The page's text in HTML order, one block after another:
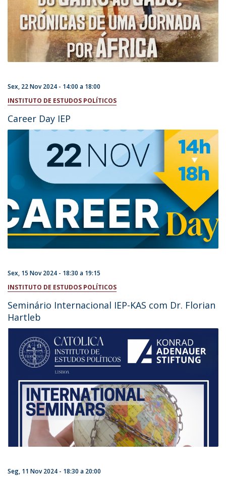
Sex, 22 Nov 2024 - 14:00 a 18:00
INSTITUTO DE ESTUDOS POLÍTICOS
Career Day IEP
Sex, 15 Nov 2024 - 18:30 a 19:15
INSTITUTO DE ESTUDOS POLÍTICOS
Seminário Internacional IEP-KAS com Dr. Florian
Hartleb
Seg, 11 Nov 2024 - 18:30 a 20:00